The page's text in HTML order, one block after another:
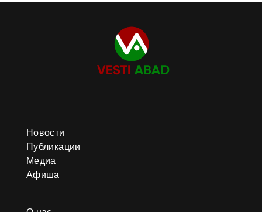
Новости
Публикации
Медиа
Афиша